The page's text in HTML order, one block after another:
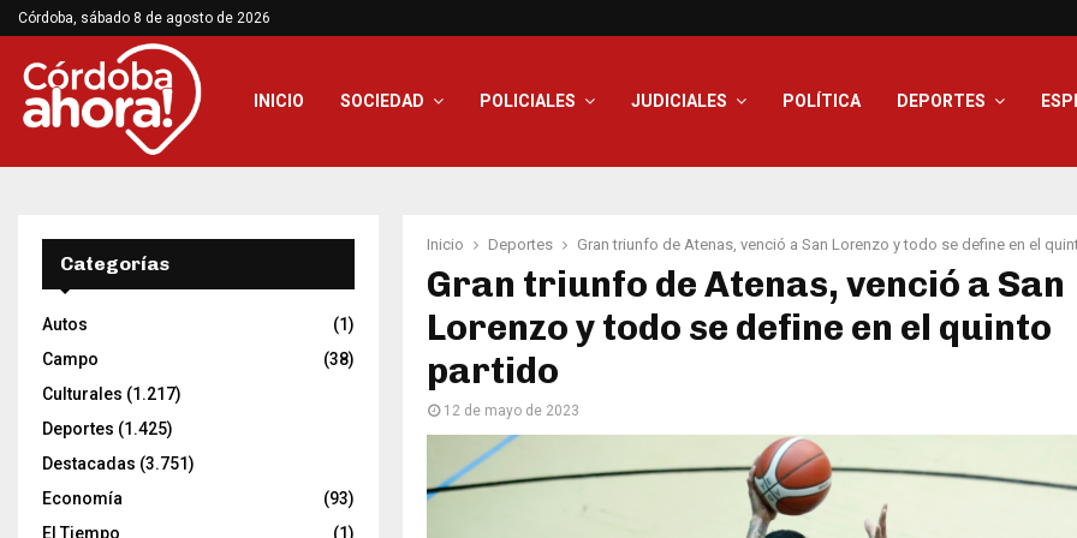
Córdoba, sábado 8 de agosto de 2026
INICIO SOCIEDAD POLICIALES JUDICIALES POLÍTICA DEPORTES
Inicio Deportes Gran triunfo de Atenas, venció a San Lorenzo y todo se define en el
Gran triunfo de Atenas, venció a San
Lorenzo y todo se define en el quinto
partido
12 de mayo de 2023
Categorías
Autos
(1)
Campo
(38)
Culturales (1.217)
Deportes (1.425)
Destacadas (3.751)
Economía
(93)
El Tiempo
(1)